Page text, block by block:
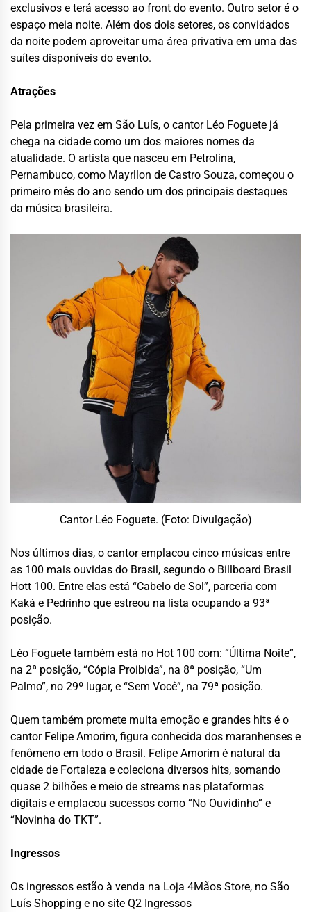
exclusivos e terá acesso ao front do evento. Outro setor é o
espaço meia noite. Além dos dois setores, os convidados
da noite podem aproveitar uma área privativa em uma das
suítes disponíveis do evento.
Atrações
Pela primeira vez em São Luís, o cantor Léo Foguete já
chega na cidade como um dos maiores nomes da
atualidade. O artista que nasceu em Petrolina,
Pernambuco, como Mayrllon de Castro Souza, começou o
primeiro mês do ano sendo um dos principais destaques
da música brasileira.
Cantor Léo Foguete. (Foto: Divulgação)
Nos últimos dias, o cantor emplacou cinco músicas entre
as 100 mais ouvidas do Brasil, segundo o Billboard Brasil
Hott 100. Entre elas está “Cabelo de Sol”, parceria com
Kaká e Pedrinho que estreou na lista ocupando a 93ª
posição.
Léo Foguete também está no Hot 100 com: “Última Noite”,
na 2ª posição, “Cópia Proibida”, na 8ª posição, “Um
Palmo”, no 29º lugar, e “Sem Você”, na 79ª posição.
Quem também promete muita emoção e grandes hits é o
cantor Felipe Amorim, figura conhecida dos maranhenses e
fenômeno em todo o Brasil. Felipe Amorim é natural da
cidade de Fortaleza e coleciona diversos hits, somando
quase 2 bilhões e meio de streams nas plataformas
digitais e emplacou sucessos como “No Ouvidinho” e
“Novinha do TKT”.
Ingressos
Os ingressos estão à venda na Loja 4Mãos Store, no São
Luís Shopping e no site Q2 Ingressos